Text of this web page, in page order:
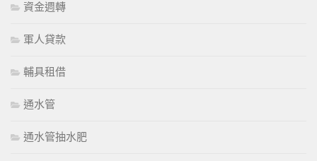
資金週轉
軍人貸款
輔具租借
通水管
通水管抽水肥